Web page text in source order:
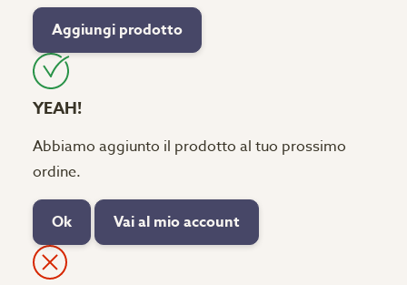
Aggiungi prodotto
YEAH!
Abbiamo aggiunto il prodotto al tuo prossimo
ordine.
Ok Vai al mio account